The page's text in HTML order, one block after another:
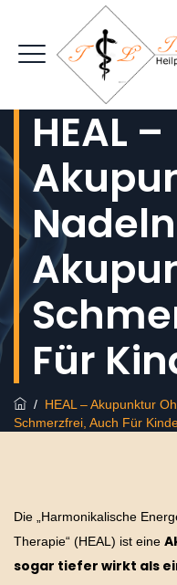
HEAL –
Für
/ HEAL – Akupunktur
Schmerzfrei, Auch Für
Die „Harmonikalische
Therapie“ (HEAL) ist eine
sogar tiefer wirkt als